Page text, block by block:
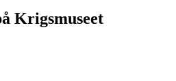
Krigsmuseet